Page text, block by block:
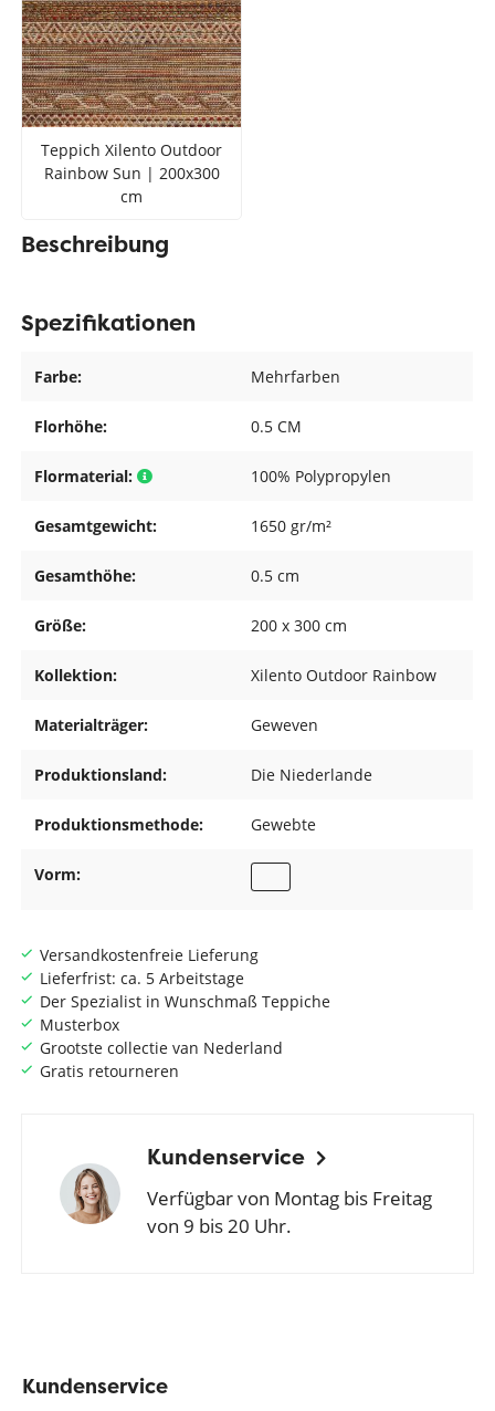
Teppich Xilento Outdoor
Rainbow Sun | 200x300
cm
Versandkostenfreie Lieferung
Lieferfrist: ca. 5 Arbeitstage
Der Spezialist in Wunschmaß Teppiche
Musterbox
Grootste collectie van Nederland
Gratis retourneren
Kundenservice
Verfügbar von Montag bis Freitag
von 9 bis 20 Uhr.
Beschreibung
Spezifikationen
Farbe: Mehrfarben
Florhöhe: 0.5 CM
Flormaterial: 100% Polypropylen
Gesamtgewicht: 1650 gr/m²
Gesamthöhe: 0.5 cm
Größe: 200 x 300 cm
Kollektion: Xilento Outdoor Rainbow
Materialträger: Geweven
Produktionsland: Die Niederlande
Produktionsmethode: Gewebte
Vorm:
Kundenservice